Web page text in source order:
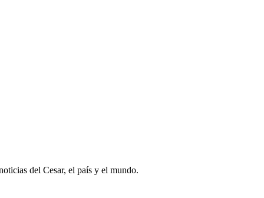
del Cesar, el país y el mundo.